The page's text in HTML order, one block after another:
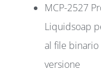
MCP-2527
Liquidsoap
al file
versione